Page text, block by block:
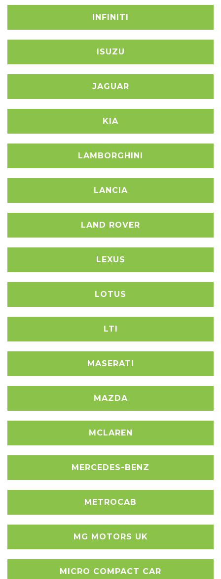
INFINITI
ISUZU
JAGUAR
KIA
LAMBORGHINI
LANCIA
LAND ROVER
LEXUS
LOTUS
LTI
MASERATI
MAZDA
MCLAREN
MERCEDES-BENZ
METROCAB
MG MOTORS UK
MICRO COMPACT CAR